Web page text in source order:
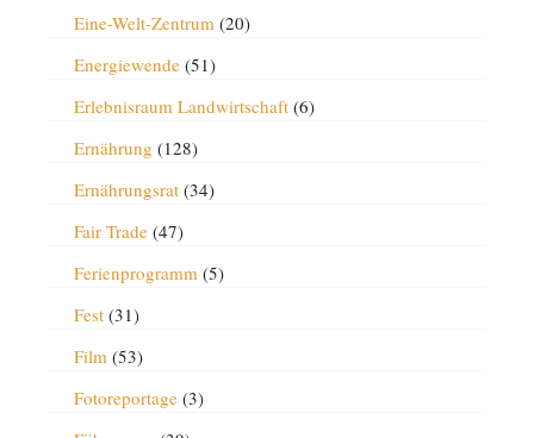
Eine-Welt-Zentrum(20)
Energiewende(51)
Erlebnisraum Landwirtschaft(6)
Ernährung (128)
Ernährungsrat(34)
Fair Trade(47)
Ferienprogramm(5)
Fest(31)
Film(53)
Fotoreportage(3)